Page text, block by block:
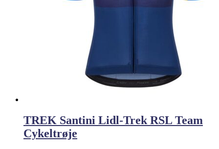
TREK Santini Lidl-Trek RSL Team
Cykeltrøje